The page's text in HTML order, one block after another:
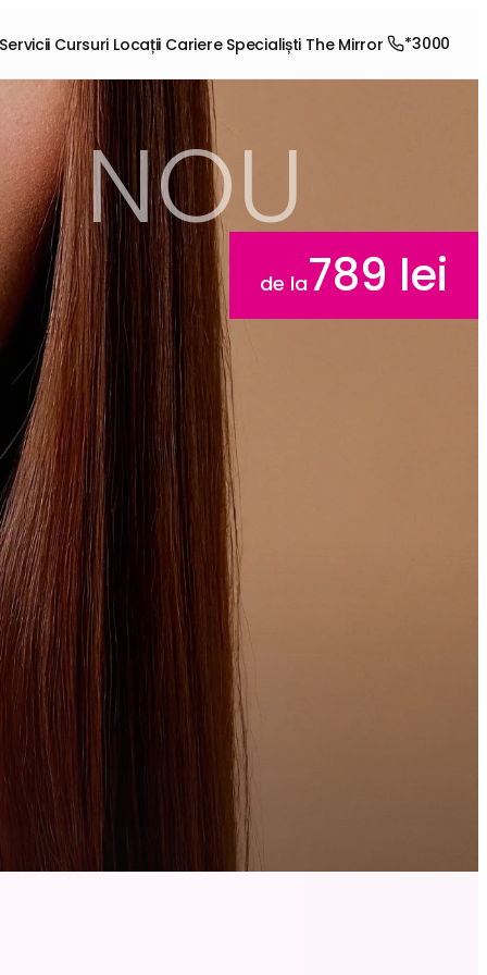
Servicii Cursuri Locații Cariere Specialiști The Mirror *3000
NOU
de la789 lei